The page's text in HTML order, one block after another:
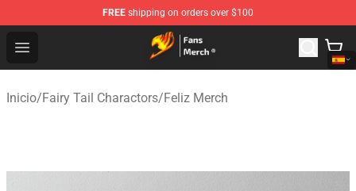
FREE shipping on orders over $100
Open menu
Fairy Tail Store - Official Fairy Tail Merchandise Shop
Inicio/Fairy Tail Charactors/Feliz Merch